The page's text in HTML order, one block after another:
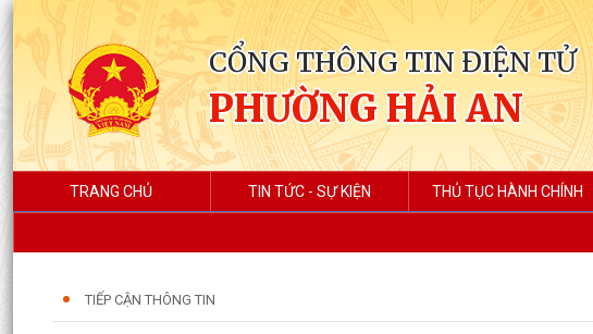
CỔNG THÔNG TIN ĐIỆN TỬ
PHƯỜNG HẢI AN
TRANG CHỦ TIN TỨC - SỰ KIỆN THỦ TỤC HÀNH CHÍNH
TIẾP CẬN THÔNG TIN